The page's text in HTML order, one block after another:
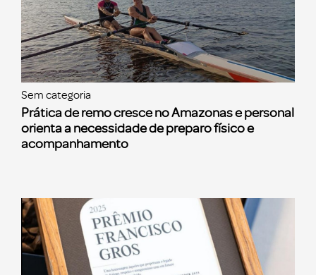
Sem categoria
Prática de remo cresce no Amazonas e personal
orienta a necessidade de preparo físico e
acompanhamento